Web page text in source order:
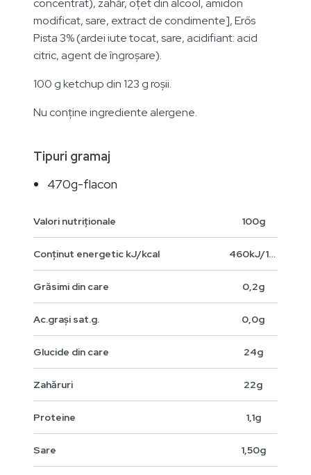
concentrat), zahăr, oțet din alcool, amidon
modificat, sare, extract de condimente], Erős
Pista 3% (ardei iute tocat, sare, acidifiant: acid
citric, agent de îngroșare).
100 g ketchup din 123 g roșii.
Nu conține ingrediente alergene.
Tipuri gramaj
470g-flacon
Valori nutriționale 100g
Conținut energetic kJ/kcal 460kJ/108kcal
Grăsimi din care 0,2g
Ac.grași sat.g. 0,0g
Glucide din care 24g
Zahăruri 22g
Proteine 1,1g
Sare 1,50g